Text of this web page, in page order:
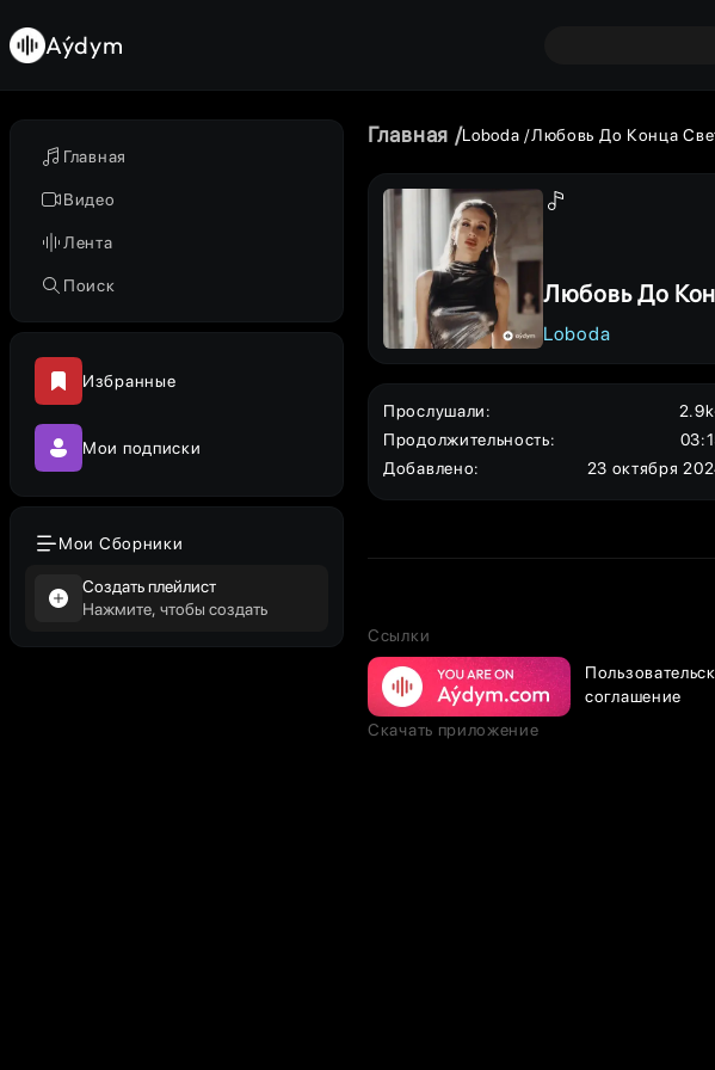
Главная
Видео
Лента
Поиск
Избранные
Мои подписки
Мои Сборники
Создать плейлист
Нажмите, чтобы создать
Aýdym
Главная Loboda Любовь До Конца
Любовь До
Loboda
Прослушали:
Продолжительность:
Добавлено: 23 октября
Ссылки
соглашение
Скачать приложение